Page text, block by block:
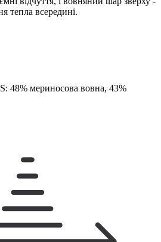
тепла всередині.
48% мериносова вовна, 43%